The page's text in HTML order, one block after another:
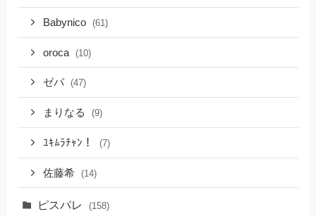
Babynico (61)
oroca (10)
ゼパ (47)
まりなる (9)
ﾕｷﾑﾗﾁｬﾝ！ (7)
佐藤希 (14)
ピスパレ (158)